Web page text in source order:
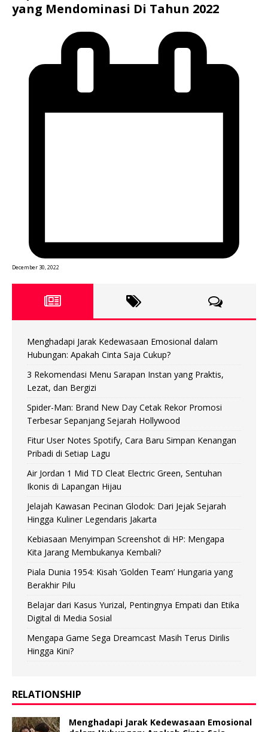
yang Mendominasi Di Tahun 2022
December 30, 2022
Menghadapi Jarak Kedewasaan Emosional dalam
Hubungan: Apakah Cinta Saja Cukup?
3 Rekomendasi Menu Sarapan Instan yang Praktis,
Lezat, dan Bergizi
Spider-Man: Brand New Day Cetak Rekor Promosi
Terbesar Sepanjang Sejarah Hollywood
Fitur User Notes Spotify, Cara Baru Simpan Kenangan
Pribadi di Setiap Lagu
Air Jordan 1 Mid TD Cleat Electric Green, Sentuhan
Ikonis di Lapangan Hijau
Jelajah Kawasan Pecinan Glodok: Dari Jejak Sejarah
Hingga Kuliner Legendaris Jakarta
Kebiasaan Menyimpan Screenshot di HP: Mengapa
Kita Jarang Membukanya Kembali?
Piala Dunia 1954: Kisah ‘Golden Team’ Hungaria yang
Berakhir Pilu
Belajar dari Kasus Yurizal, Pentingnya Empati dan Etika
Digital di Media Sosial
Mengapa Game Sega Dreamcast Masih Terus Dirilis
Hingga Kini?
RELATIONSHIP
Menghadapi Jarak Kedewasaan Emosional